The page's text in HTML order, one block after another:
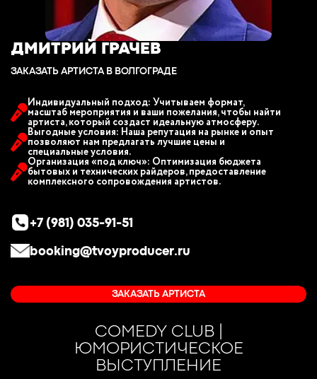
ДМИТРИЙ ГРАЧЕВ
ЗАКАЗАТЬ АРТИСТА В ВОЛГОГРАДE
Индивидуальный подход: Учитываем формат,
масштаб мероприятия и ваши пожелания, чтобы найти
артиста, который создаст идеальную атмосферу.
Выгодные условия: Наша репутация на рынке и опыт
позволяют нам предлагать лучшие цены и
специальные условия.
Организация «под ключ»: Оптимизация бюджета
бытовых и технических райдеров, предоставление
комплексного сопровождения артистов.
+7 (981) 035-91-51
booking@tvoyproducer.ru
ЗАКАЗАТЬ АРТИСТА
COMEDY CLUB |
ЮМОРИСТИЧЕСКОЕ
ВЫСТУПЛЕНИЕ